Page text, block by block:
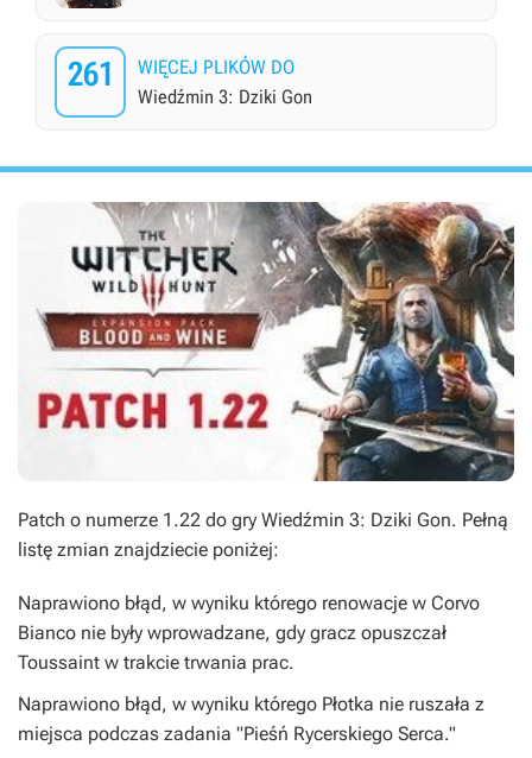
261
WIĘCEJ PLIKÓW DO
Wiedźmin 3: Dziki Gon
Patch o numerze 1.22 do gry Wiedźmin 3: Dziki Gon. Pełną
listę zmian znajdziecie poniżej:
Naprawiono błąd, w wyniku którego renowacje w Corvo
Bianco nie były wprowadzane, gdy gracz opuszczał
Toussaint w trakcie trwania prac.
Naprawiono błąd, w wyniku którego Płotka nie ruszała z
miejsca podczas zadania "Pieśń Rycerskiego Serca."